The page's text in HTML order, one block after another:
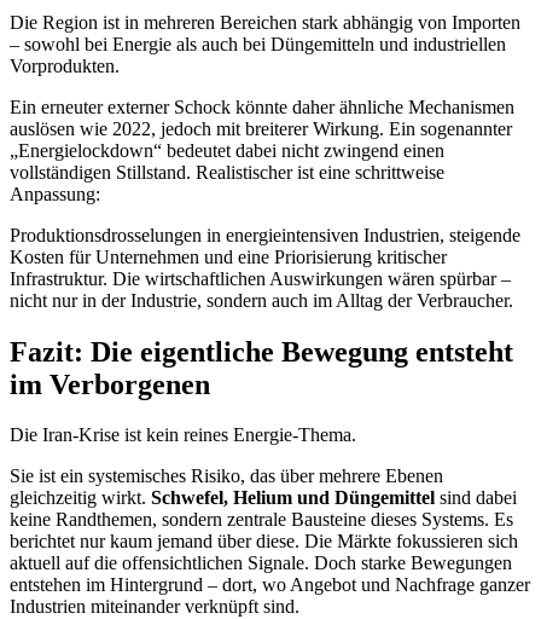
Die Region ist in mehreren Bereichen stark abhängig von Importen
– sowohl bei Energie als auch bei Düngemitteln und industriellen
Vorprodukten.
Ein erneuter externer Schock könnte daher ähnliche Mechanismen
auslösen wie 2022, jedoch mit breiterer Wirkung. Ein sogenannter
„Energielockdown“ bedeutet dabei nicht zwingend einen
vollständigen Stillstand. Realistischer ist eine schrittweise
Anpassung:
Produktionsdrosselungen in energieintensiven Industrien, steigende
Kosten für Unternehmen und eine Priorisierung kritischer
Infrastruktur. Die wirtschaftlichen Auswirkungen wären spürbar –
nicht nur in der Industrie, sondern auch im Alltag der Verbraucher.
Fazit: Die eigentliche Bewegung entsteht
im Verborgenen
Die Iran-Krise ist kein reines Energie-Thema.
Sie ist ein systemisches Risiko, das über mehrere Ebenen
gleichzeitig wirkt. Schwefel, Helium und Düngemittel sind dabei
keine Randthemen, sondern zentrale Bausteine dieses Systems. Es
berichtet nur kaum jemand über diese. Die Märkte fokussieren sich
aktuell auf die offensichtlichen Signale. Doch starke Bewegungen
entstehen im Hintergrund – dort, wo Angebot und Nachfrage ganzer
Industrien miteinander verknüpft sind.